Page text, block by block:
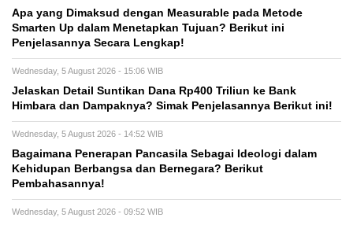
Apa yang Dimaksud dengan Measurable pada Metode
Smarten Up dalam Menetapkan Tujuan? Berikut ini
Penjelasannya Secara Lengkap!
Wednesday, 5 August 2026 - 15:06 WIB
Jelaskan Detail Suntikan Dana Rp400 Triliun ke Bank
Himbara dan Dampaknya? Simak Penjelasannya Berikut ini!
Wednesday, 5 August 2026 - 14:52 WIB
Bagaimana Penerapan Pancasila Sebagai Ideologi dalam
Kehidupan Berbangsa dan Bernegara? Berikut
Pembahasannya!
Wednesday, 5 August 2026 - 09:52 WIB